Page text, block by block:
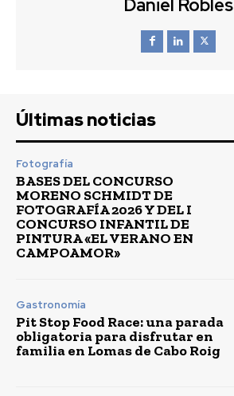
Daniel Robles
Últimas noticias
Fotografía
BASES DEL CONCURSO
MORENO SCHMIDT DE
FOTOGRAFÍA 2026 Y DEL I
CONCURSO INFANTIL DE
PINTURA «EL VERANO EN
CAMPOAMOR»
Gastronomía
Pit Stop Food Race: una parada
obligatoria para disfrutar en
familia en Lomas de Cabo Roig